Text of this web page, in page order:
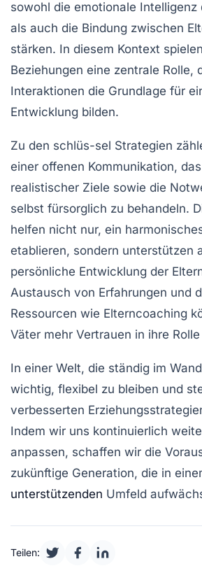
sowohl die emotionale Intelligenz
als auch die Bindung zwischen
stärken. In diesem Kontext spielen
Beziehungen eine zentrale Rolle,
Interaktionen die Grundlage für
Entwicklung bilden.
Zu den schlüs-sel Strategien
einer offenen Kommunikation,
realistischer Ziele sowie die
selbst fürsorglich zu behandeln.
helfen nicht nur, ein
etablieren, sondern unterstützen
persönliche Entwicklung der
Austausch von Erfahrungen und
Ressourcen wie Elterncoaching
Väter mehr Vertrauen in ihre Rolle
In einer Welt, die ständig im
wichtig, flexibel zu bleiben und
verbesserten
Indem wir uns kontinuierlich
anpassen, schaffen wir die
zukünftige Generation, die in
unterstützenden Umfeld
Teilen: